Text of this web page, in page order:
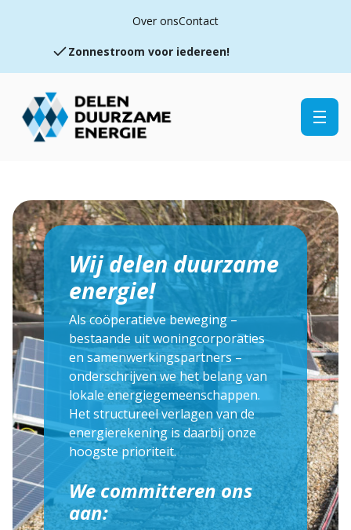
Doe mee met de coöperatieve beweging
Wij delen duurzame energie
Over onsContact
Wij delen duurzame
energie!
Als coöperatieve beweging –
bestaande uit woningcorporaties
en samenwerkingspartners –
onderschrijven we het belang van
lokale energiegemeenschappen.
Het structureel verlagen van de
energierekening is daarbij onze
hoogste prioriteit.
We committeren ons
aan: